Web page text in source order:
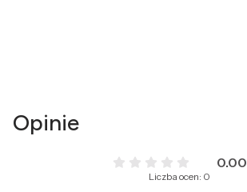
Opinie
0.00
Liczba ocen: 0